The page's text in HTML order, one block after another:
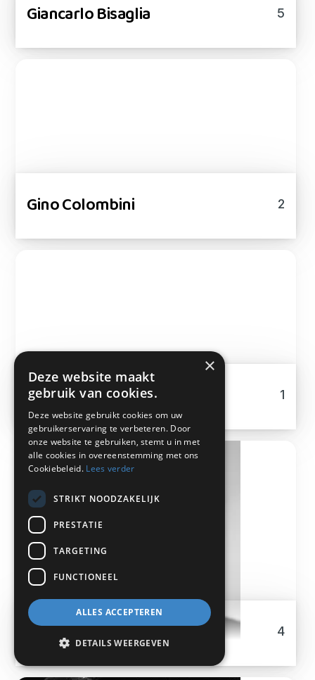
Giancarlo Bisaglia 5
Gino Colombini 2
Hannes Weber 1
Ineke Hans 4
×
Deze website maakt
gebruik van cookies.
Deze website gebruikt cookies om uw
gebruikerservaring te verbeteren. Door
onze website te gebruiken, stemt u in met
alle cookies in overeenstemming met ons
Cookiebeleid. Lees verder
STRIKT NOODZAKELIJK
PRESTATIE
TARGETING
FUNCTIONEEL
ALLES ACCEPTEREN
DETAILS WEERGEVEN